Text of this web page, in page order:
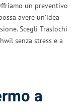
un preventivo
avere un’idea
Scegli Traslochi
senza stress e a
a